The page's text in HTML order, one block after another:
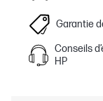
Garantie
Conseils
HP